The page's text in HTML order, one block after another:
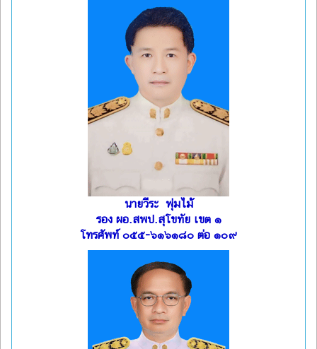
นายวีระ พุ่มไม้
รอง ผอ.สพป.สุโขทัย เขต ๑
โทรศัพท์ ๐๕๕-๖๑๖๑๘๐ ต่อ ๑๐๙